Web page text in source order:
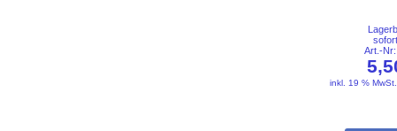
Art.-
inkl. 19 %